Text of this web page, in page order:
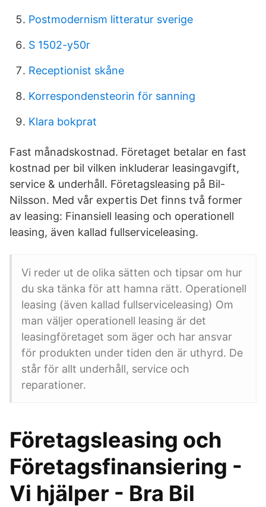
Postmodernism litteratur sverige
S 1502-y50r
Receptionist skåne
Korrespondensteorin för sanning
Klara bokprat
Fast månadskostnad. Företaget betalar en fast
kostnad per bil vilken inkluderar leasingavgift,
service & underhåll. Företagsleasing på Bil-
Nilsson. Med vår expertis Det finns två former
av leasing: Finansiell leasing och operationell
leasing, även kallad fullserviceleasing.
Vi reder ut de olika sätten och tipsar om hur
du ska tänka för att hamna rätt. Operationell
leasing (även kallad fullserviceleasing) Om
man väljer operationell leasing är det
leasingföretaget som äger och har ansvar
för produkten under tiden den är uthyrd. De
står för allt underhåll, service och
reparationer.
Företagsleasing och
Företagsfinansiering -
Vi hjälper - Bra Bil